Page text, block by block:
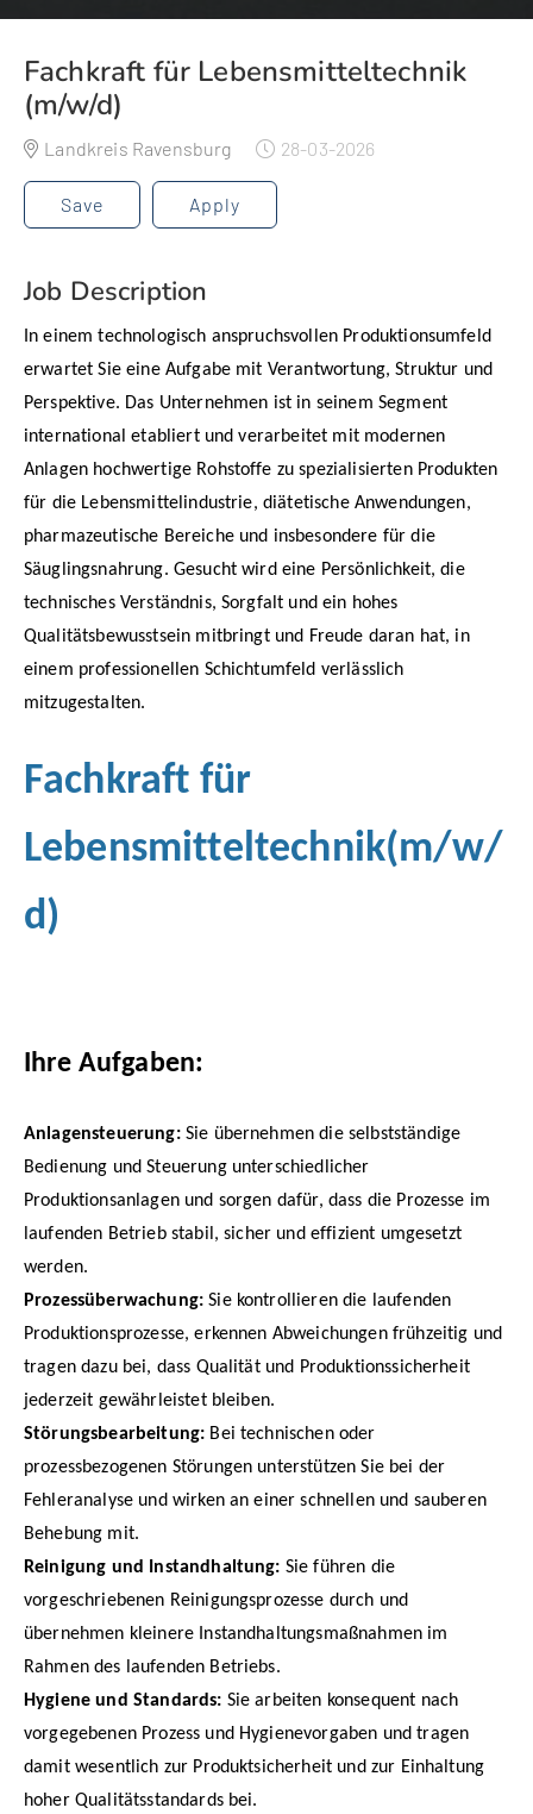
Fachkraft für Lebensmitteltechnik
(m/w/d)
Landkreis Ravensburg 28-03-2026
Save Apply
Job Description
In einem technologisch anspruchsvollen Produktionsumfeld
erwartet Sie eine Aufgabe mit Verantwortung, Struktur und
Perspektive. Das Unternehmen ist in seinem Segment
international etabliert und verarbeitet mit modernen
Anlagen hochwertige Rohstoffe zu spezialisierten Produkten
für die Lebensmittelindustrie, diätetische Anwendungen,
pharmazeutische Bereiche und insbesondere für die
Säuglingsnahrung. Gesucht wird eine Persönlichkeit, die
technisches Verständnis, Sorgfalt und ein hohes
Qualitätsbewusstsein mitbringt und Freude daran hat, in
einem professionellen Schichtumfeld verlässlich
mitzugestalten.
Fachkraft für
Lebensmitteltechnik(m/w/
d)
Ihre Aufgaben:
Anlagensteuerung:Sie übernehmen die selbstständige
Bedienung und Steuerung unterschiedlicher
Produktionsanlagen und sorgen dafür, dass die Prozesse im
laufenden Betrieb stabil, sicher und effizient umgesetzt
werden.
Prozessüberwachung: Sie kontrollieren die laufenden
Produktionsprozesse, erkennen Abweichungen frühzeitig und
tragen dazu bei, dass Qualität und Produktionssicherheit
jederzeit gewährleistet bleiben.
Störungsbearbeitung: Bei technischen oder
prozessbezogenen Störungen unterstützen Sie bei der
Fehleranalyse und wirken an einer schnellen und sauberen
Behebung mit.
Reinigung und Instandhaltung: Sie führen die
vorgeschriebenen Reinigungsprozesse durch und
übernehmen kleinere Instandhaltungsmaßnahmen im
Rahmen des laufenden Betriebs.
Hygiene und Standards: Sie arbeiten konsequent nach
vorgegebenen Prozess und Hygienevorgaben und tragen
damit wesentlich zur Produktsicherheit und zur Einhaltung
hoher Qualitätsstandards bei.